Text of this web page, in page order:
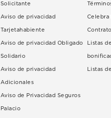
Solicitante
Aviso de privacidad
Tarjetahabiente
Aviso de privacidad Obligado
Solidario
Aviso de privacidad
Adicionales
Aviso de Privacidad Seguros
Palacio
Celebra
Contrato
Listas
Listas